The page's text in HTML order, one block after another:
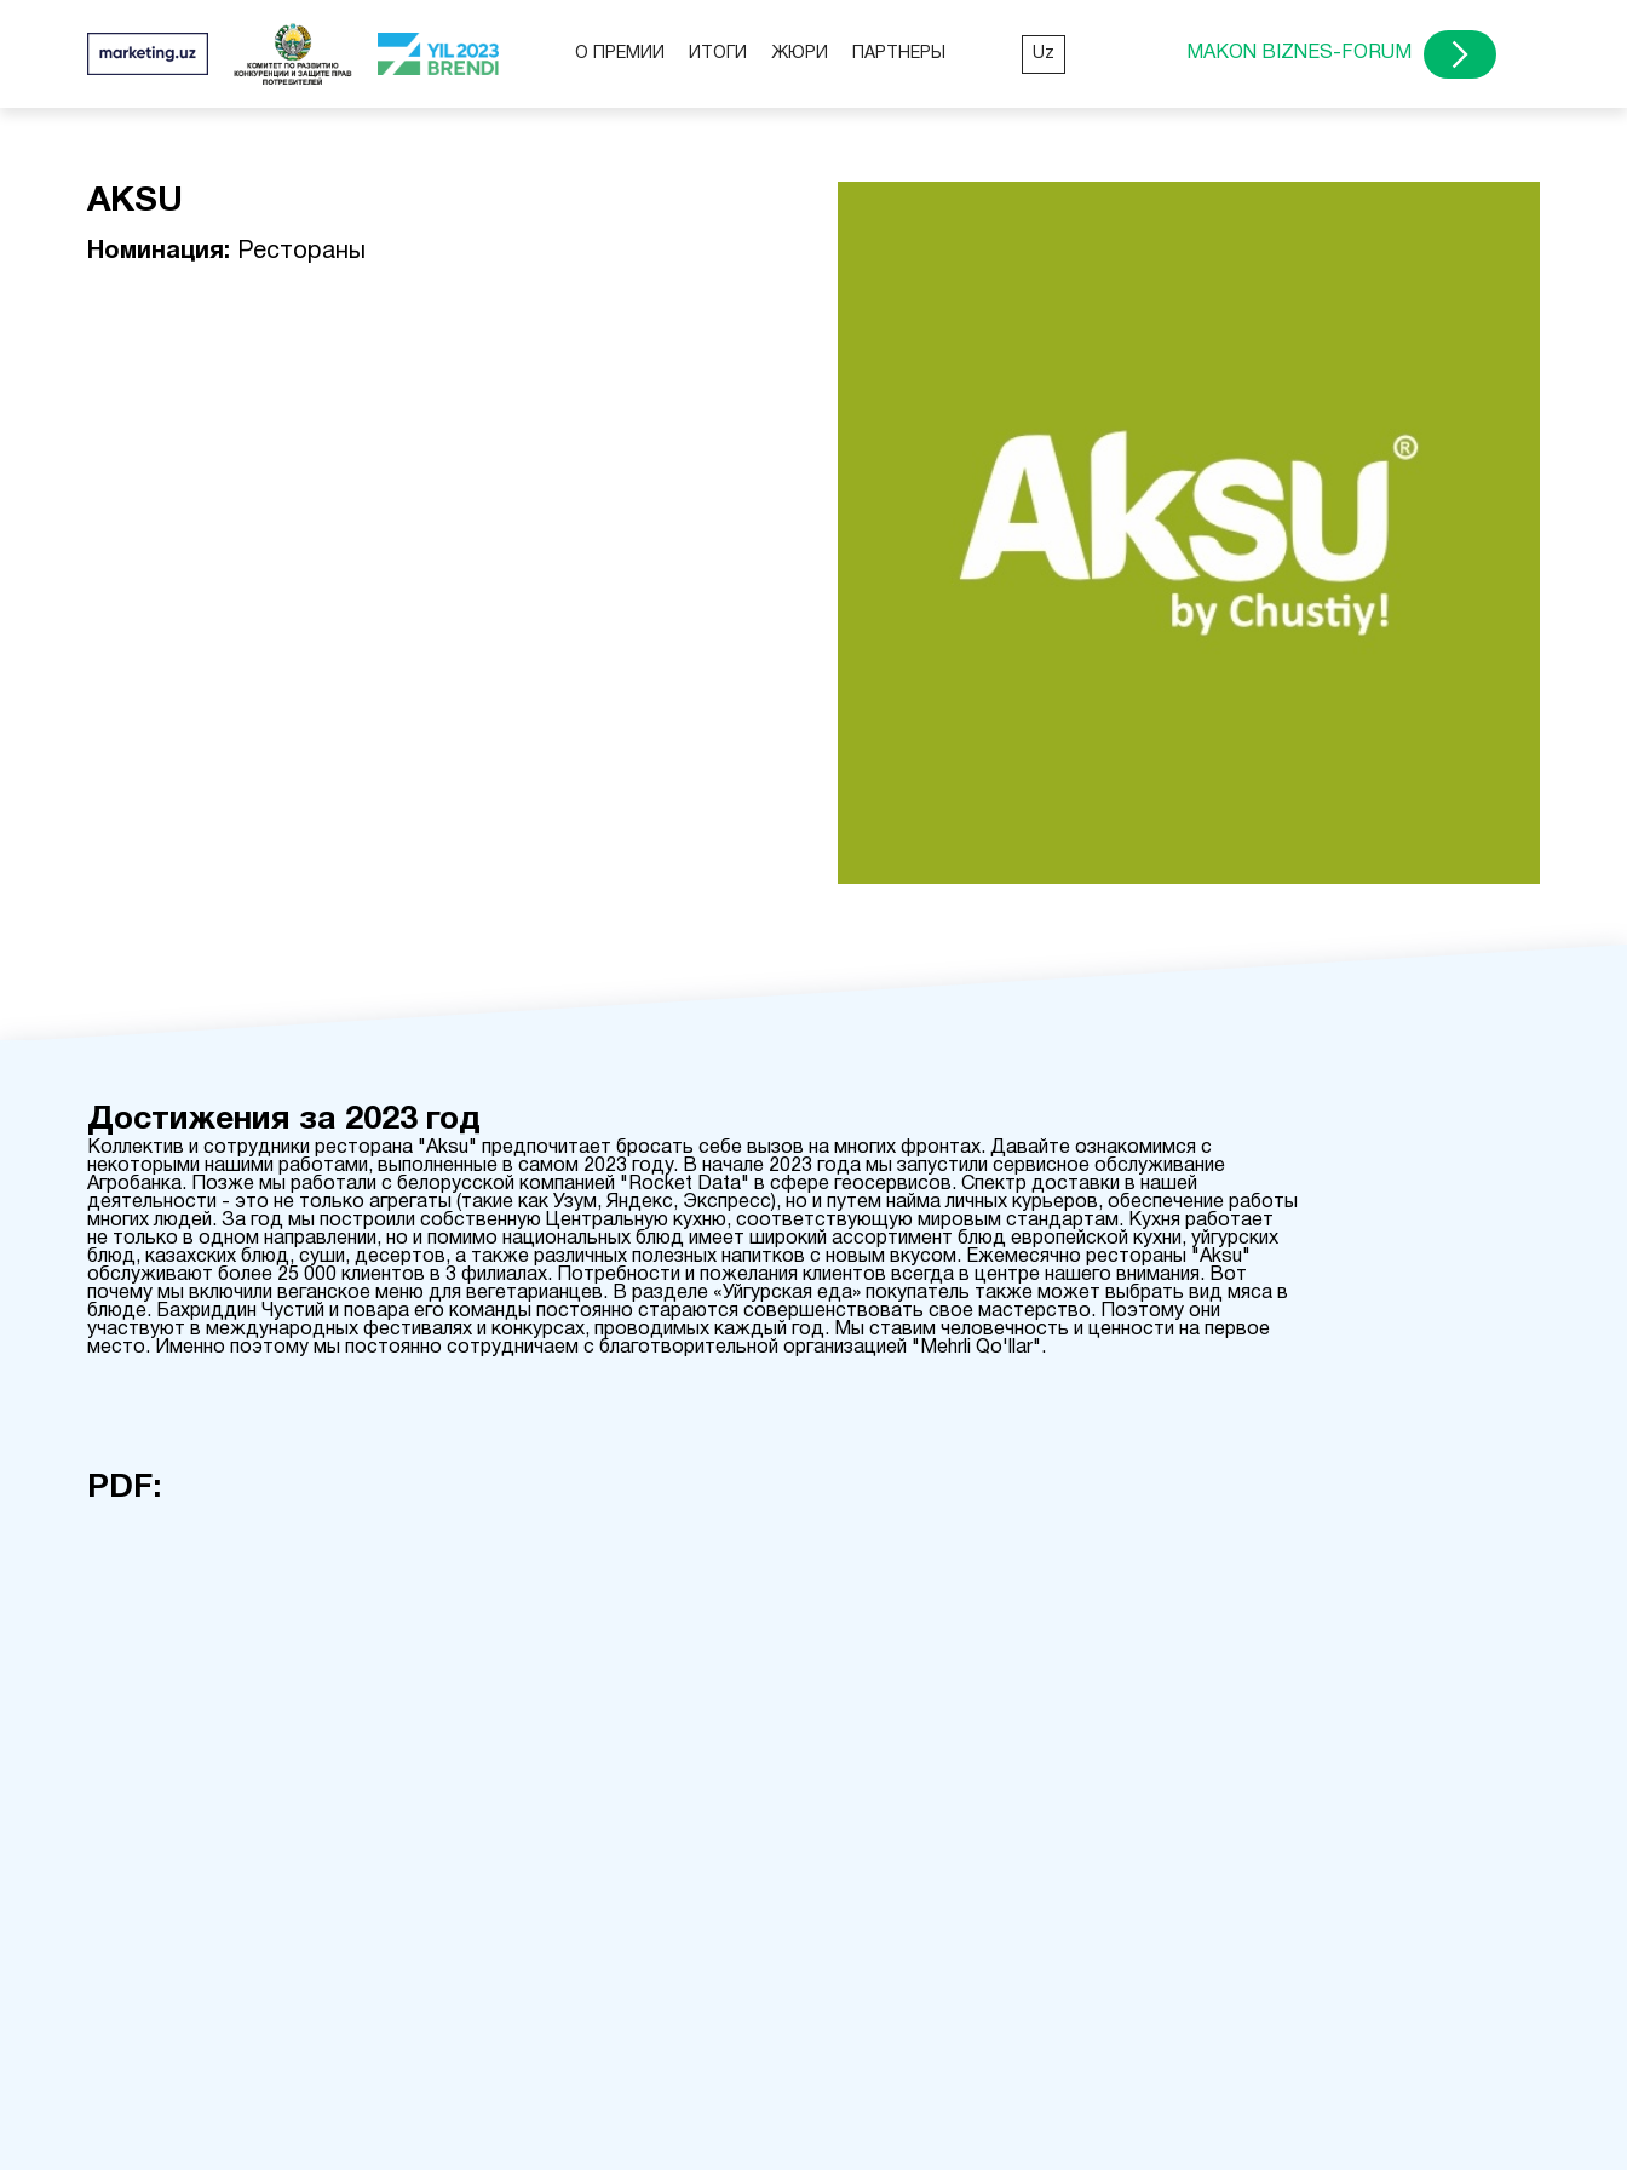
О ПРЕМИИ ИТОГИ ЖЮРИ ПАРТНЕРЫ Uz MAKON BIZNES-FORUM
AKSU
Номинация: Рестораны
Достижения за 2023 год
Коллектив и сотрудники ресторана "Aksu" предпочитает бросать себе вызов на многих фронтах. Давайте ознакомимся с
некоторыми нашими работами, выполненные в самом 2023 году. В начале 2023 года мы запустили сервисное обслуживание
Агробанка. Позже мы работали с белорусской компанией "Rocket Data" в сфере геосервисов. Спектр доставки в нашей
деятельности - это не только агрегаты (такие как Узум, Яндекс, Экспресс), но и путем найма личных курьеров, обеспечение работы
многих людей. За год мы построили собственную Центральную кухню, соответствующую мировым стандартам. Кухня работает
не только в одном направлении, но и помимо национальных блюд имеет широкий ассортимент блюд европейской кухни, уйгурских
блюд, казахских блюд, суши, десертов, а также различных полезных напитков с новым вкусом. Ежемесячно рестораны "Aksu"
обслуживают более 25 000 клиентов в 3 филиалах. Потребности и пожелания клиентов всегда в центре нашего внимания. Вот
почему мы включили веганское меню для вегетарианцев. В разделе «Уйгурская еда» покупатель также может выбрать вид мяса в
блюде. Бахриддин Чустий и повара его команды постоянно стараются совершенствовать свое мастерство. Поэтому они
участвуют в международных фестивалях и конкурсах, проводимых каждый год. Мы ставим человечность и ценности на первое
место. Именно поэтому мы постоянно сотрудничаем с благотворительной организацией "Mehrli Qo'llar".
PDF: